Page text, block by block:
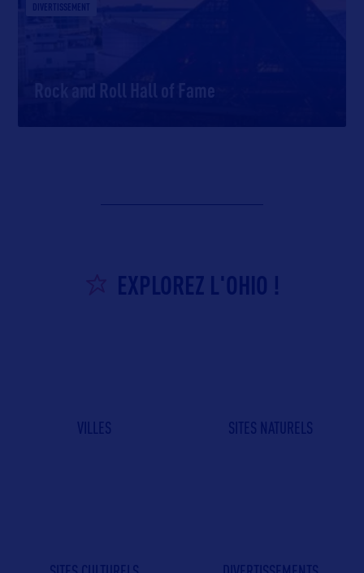
DIVERTISSEMENT
Rock and Roll Hall of Fame
EXPLOREZ L'OHIO !
VILLES SITES NATURELS